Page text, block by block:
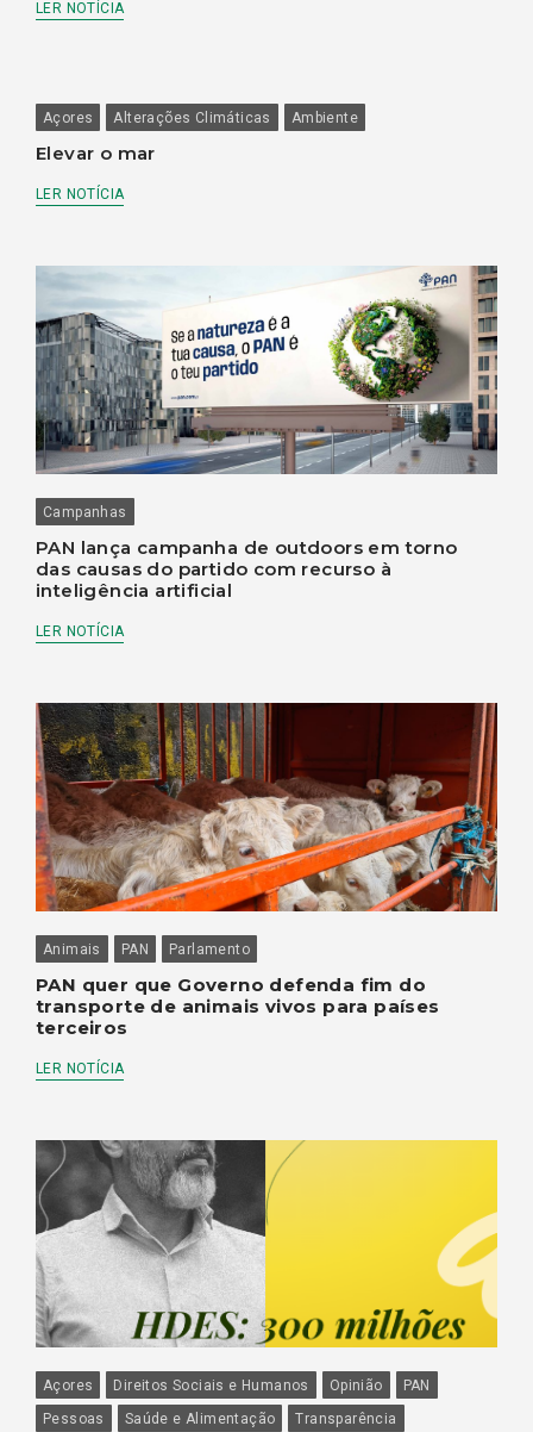
LER NOTÍCIA
Açores Alterações Climáticas Ambiente
Elevar o mar
LER NOTÍCIA
Campanhas
PAN lança campanha de outdoors em torno
das causas do partido com recurso à
inteligência artificial
LER NOTÍCIA
Animais PAN Parlamento
PAN quer que Governo defenda fim do
transporte de animais vivos para países
terceiros
LER NOTÍCIA
Açores Direitos Sociais e Humanos Opinião
PAN
Pessoas
Saúde e Alimentação Transparência